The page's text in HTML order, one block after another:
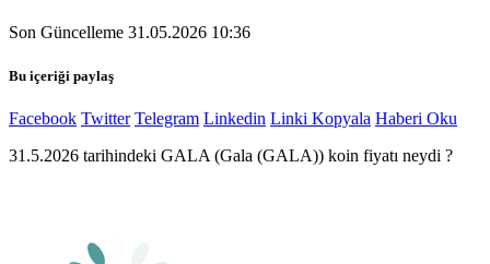
Son Güncelleme 31.05.2026 10:36
Bu içeriği paylaş
Facebook Twitter Telegram Linkedin Linki Kopyala Haberi Oku
31.5.2026 tarihindeki GALA (Gala (GALA)) koin fiyatı neydi ?